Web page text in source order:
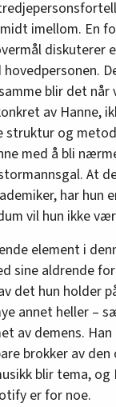
imellom. En
diskuterer
blir det når
av Hanne,
struktur og
med å bli
At
har hun
vil hun ikke
element i
sine aldrende
det hun holder
annet heller –
av demens.
brokker av
blir tema,
er for noe.